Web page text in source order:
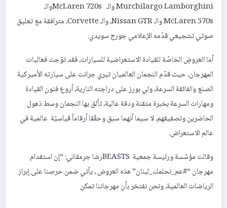
Murchilargo Lamborghini والـ McLaren 720sوالـ
McLaren 570s والـ Nissan GTR، والـ Corvette، مترافقة مع تعليق
صوتي تشجيعي قدّمه الإعلامي جورج سويدي.
أما العروضٍ الخاصّة للقيادة الاستعراضية للسيارات، فقد توّجت فعاليات
المهرجان، حيث قدّم النجمان العالميان تيري جرانت على سيارته الأميركية
الصنع والفائقة السرعة، ولي بورز على دراجته النارية، أروع فنون القيادة
ومهارات السرعة بخبرة متقنة ودقة عالية، تألق بها النجمان وسط ذهول
الحاضرين وتصفيقهم، لا سيما أنهما سبق وحقّقا أرقاماً قياسيّة عالمية في
عالم الاستعراض.
وقالت مؤسّسة ورئيسة جمعية BEASTSرشا جرمقاني: “إن استقدام
مهرجان “#عم_نحلمك_لبنان” هذه العروض ، يأتي ضمن حرصنا على إبراز
الرياضات العالمية، ونحن نفتخر بأن مهرجاننا تمكن